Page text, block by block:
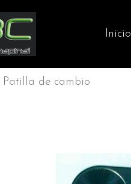
Inicio
Patilla de cambio